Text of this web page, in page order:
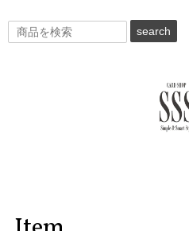
search